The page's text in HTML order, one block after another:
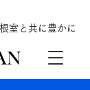
室と共に豊かに